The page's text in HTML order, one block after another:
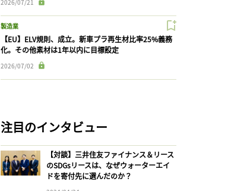
2026/07/21
製造業
【EU】ELV規則、成立。新車プラ再生材比率25%義務
化。その他素材は1年以内に目標設定
2026/07/02
注目のインタビュー
【対談】三井住友ファイナンス＆リース
のSDGsリースは、なぜウォーターエイ
ドを寄付先に選んだのか？